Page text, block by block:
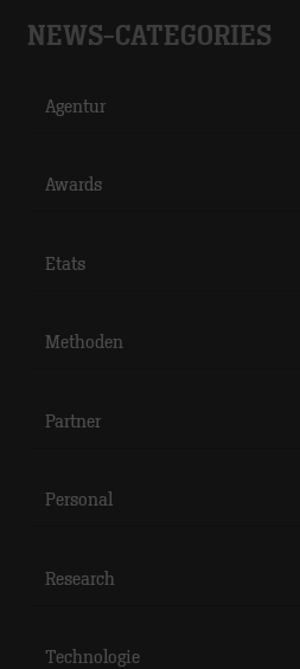
NEWS-CATEGORIES
Agentur
Awards
Etats
Methoden
Partner
Personal
Research
Technologie